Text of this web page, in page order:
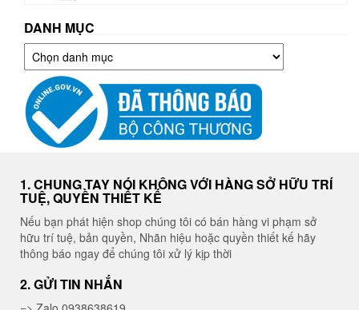
DANH MỤC
Danh
mục
1. CHUNG TAY NÓI KHÔNG VỚI HÀNG SỞ HỮU TRÍ
TUỆ, QUYỀN THIẾT KẾ
Nếu bạn phát hiện shop chúng tôi có bán hàng vi phạm sở
hữu trí tuệ, bản quyền, Nhãn hiệu hoặc quyền thiết kế hãy
thông báo ngay để chúng tôi xử lý kịp thời
2. GỬI TIN NHẮN